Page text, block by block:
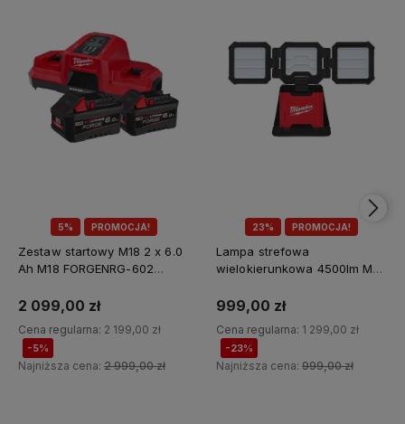
5% PROMOCJA!
Zestaw startowy M18 2 x 6.0
Ah M18 FORGENRG-602
2 099,00 zł
Cena regularna: 2 199,00 zł
-5%
Najniższa cena: 2 999,00 zł
23% PROMOCJA!
Lampa strefowa
wielokierunkowa 4500lm M18
999,00 zł
Cena regularna: 1 299,00 zł
-23%
Najniższa cena: 999,00 zł